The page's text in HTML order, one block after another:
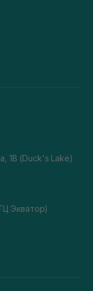
1В (Duck's Lake)
Экватор)